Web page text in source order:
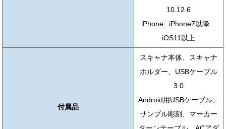
10.12.6
iPhone: iPhone7以降
iOS11以上
付属品
スキャナ本体、スキャナ
ホルダー、USBケーブル
3.0
Android用USBケーブル、
サンプル彫刻、マーカー